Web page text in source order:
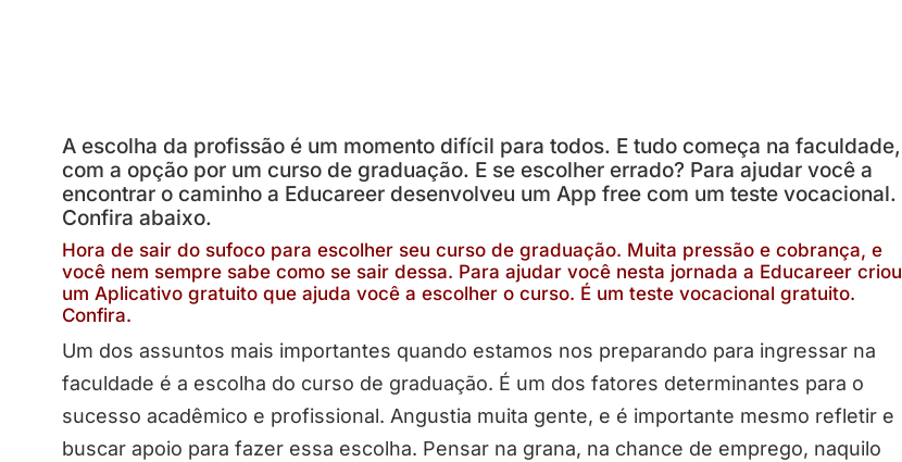
A escolha da profissão é um momento difícil para todos. E tudo começa na faculdade,
com a opção por um curso de graduação. E se escolher errado? Para ajudar você a
encontrar o caminho a Educareer desenvolveu um App free com um teste vocacional.
Confira abaixo.
Hora de sair do sufoco para escolher seu curso de graduação. Muita pressão e cobrança, e
você nem sempre sabe como se sair dessa. Para ajudar você nesta jornada a Educareer criou
um Aplicativo gratuito que ajuda você a escolher o curso. É um teste vocacional gratuito.
Confira.
Um dos assuntos mais importantes quando estamos nos preparando para ingressar na
faculdade é a escolha do curso de graduação. É um dos fatores determinantes para o
sucesso acadêmico e profissional. Angustia muita gente, e é importante mesmo refletir e
buscar apoio para fazer essa escolha. Pensar na grana, na chance de emprego, naquilo